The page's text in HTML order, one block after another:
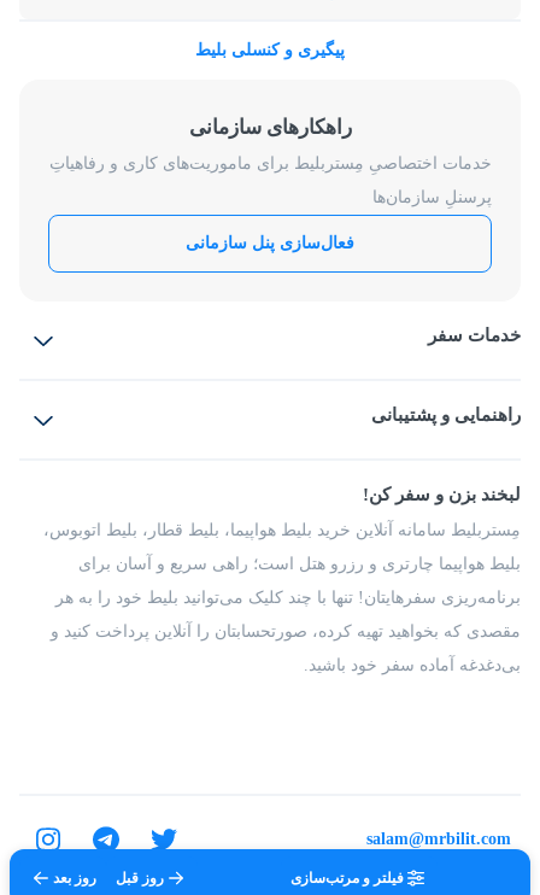
فیلتر و مرتب‌سازی روز قبل روز بعد
پیگیری و کنسلی بلیط
راهکارهای سازمانی
خدمات اختصاصیِ مِستربلیط برای ماموریت‌های کاری و رفاهیاتِ
پرسنلِ سازمان‌ها
فعال‌سازی پنل سازمانی
خدمات سفر
بلیط قطار
راهنمایی و پشتیبانی
شرایط و مقررات
راهکار سازمانی
فرصت‌های شغلی
درباره ما
لبخند بزن و سفر کن!
مِستربلیط سامانه آنلاین خرید بلیط هواپیما، بلیط قطار، بلیط اتوبوس،
بلیط هواپیما چارتری و رزرو هتل است؛ راهی سریع و آسان برای
برنامه‌ریزی سفرهایتان! تنها با چند کلیک می‌توانید بلیط خود را به هر
مقصدی که بخواهید تهیه کرده، صورتحسابتان را آنلاین پرداخت کنید و
بی‌دغدغه آماده سفر خود باشید.
تمامی حقوق برای شرکت عتیق گشت اصفهان محفوظ است.
salam@mrbilit.com